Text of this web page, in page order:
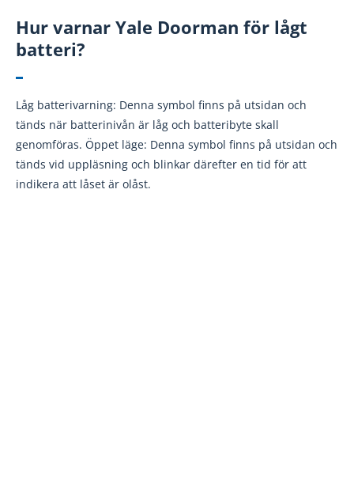
Hur varnar Yale Doorman för lågt
batteri?
Låg batterivarning: Denna symbol finns på utsidan och
tänds när batterinivån är låg och batteribyte skall
genomföras. Öppet läge: Denna symbol finns på utsidan och
tänds vid uppläsning och blinkar därefter en tid för att
indikera att låset är olåst.